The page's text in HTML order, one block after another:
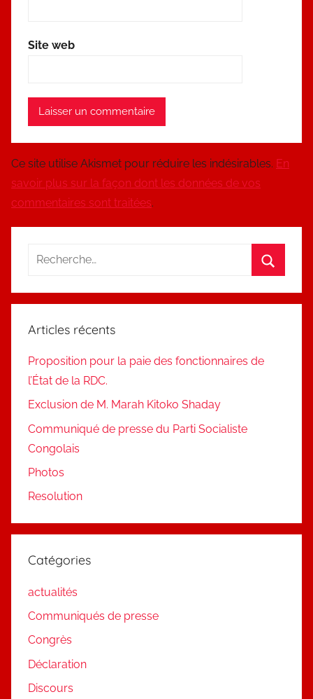
Site web
Ce site utilise Akismet pour réduire les indésirables. En
savoir plus sur la façon dont les données de vos
commentaires sont traitées.
Recherche
:
Articles récents
Proposition pour la paie des fonctionnaires de
l’État de la RDC.
Exclusion de M. Marah Kitoko Shaday
Communiqué de presse du Parti Socialiste
Congolais
Photos
Resolution
Catégories
actualités
Communiqués de presse
Congrès
Déclaration
Discours